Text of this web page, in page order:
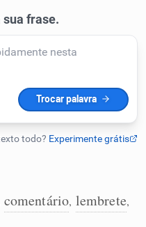
comentário, lembrete,